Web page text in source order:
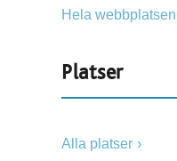
Hela webbplatsen
Platser
Alla platser